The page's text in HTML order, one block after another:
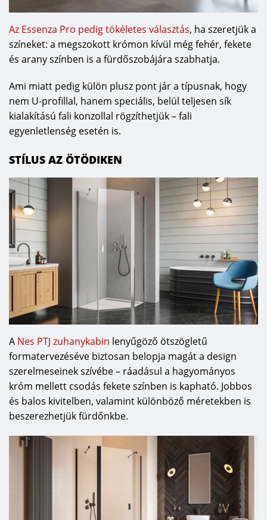
Az Essenza Pro pedig tökéletes választás, ha szeretjük a
színeket: a megszokott krómon kívül még fehér, fekete
és arany színben is a fürdőszobájára szabhatja.
Ami miatt pedig külön plusz pont jár a típusnak, hogy
nem U-profillal, hanem speciális, belül teljesen sík
kialakítású fali konzollal rögzíthetjük – fali
egyenletlenség esetén is.
STÍLUS AZ ÖTÖDIKEN
A Nes PTJ zuhanykabin lenyűgöző ötszögletű
formatervezéséve biztosan belopja magát a design
szerelmeseinek szívébe – ráadásul a hagyományos
króm mellett csodás fekete színben is kapható. Jobbos
és balos kivitelben, valamint különböző méretekben is
beszerezhetjük fürdőnkbe.